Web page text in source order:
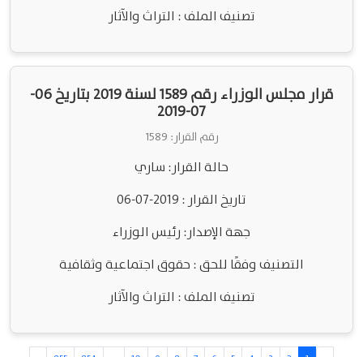
تصنيف الملف : التراث والآثار
قرار مجلس الوزراء رقم 1589 لسنة 2019 بتاريخ 06-
07-2019
رقم القرار: 1589
حالة القرار: ساري
تاريخ القرار : 2019-07-06
جهة الإصدار: رئيس الوزراء
التصنيف وفقًا للحق : حقوق اجتماعية وثقافية
تصنيف الملف : التراث والآثار